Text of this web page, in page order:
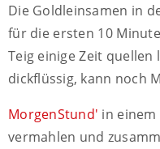
Die Goldleinsamen in
für die ersten 10
Teig einige Zeit quellen
dickflüssig, kann noch
MorgenStund' in einem
vermahlen und